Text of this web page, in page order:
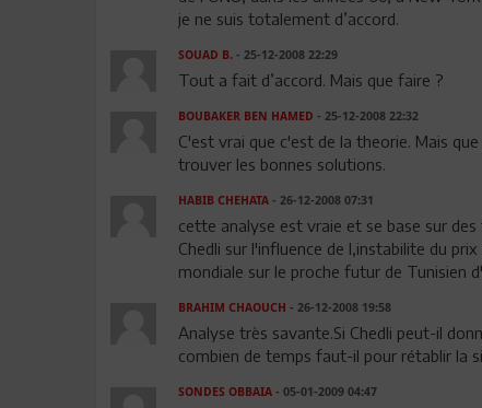
je ne suis totalement d’accord.
SOUAD B.- 25-12-2008 22:29
Tout a fait d’accord. Mais que faire ?
BOUBAKER BEN HAMED - 25-12-2008 22:32
C'est vrai que c'est de la theorie. Mais
trouver les bonnes solutions.
HABIB CHEHATA- 26-12-2008 07:31
cette analyse est vraie et se base sur
Chedli sur l'influence de l,instabilite du
mondiale sur le proche futur de Tunisien
BRAHIM CHAOUCH - 26-12-2008 19:58
Analyse très savante.Si Chedli peut-il
combien de temps faut-il pour rétablir la
SONDES OBBAIA- 05-01-2009 04:47